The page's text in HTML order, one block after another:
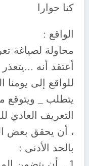
كنا حوارا
الواقع :
محاولة لصياغة
أعتقد أنه
يتطلب _ ويتوقع
التعريف العادي
، أن يحقق بعض
بالحد الأدنى :